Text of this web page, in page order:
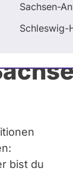
Sachsen-
Schleswig-
bist du